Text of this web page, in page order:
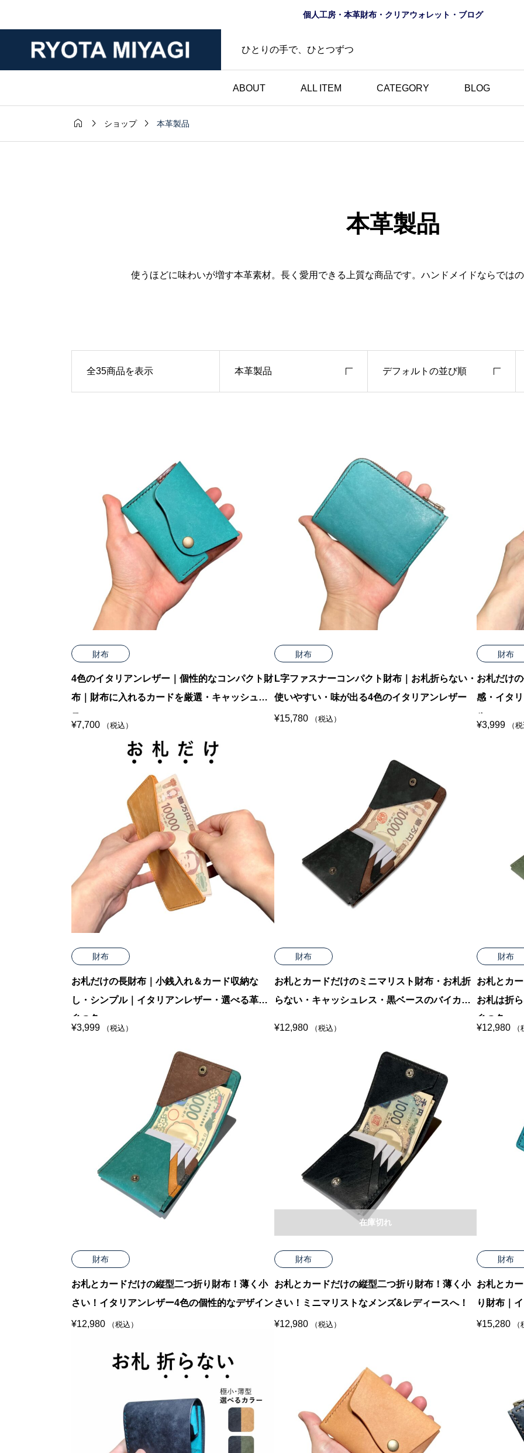
個人工房・本革財布・クリアウォレット・ブログ
ひとりの手で、ひとつずつ
ABOUT ALL ITEM CATEGORY BLOG
財布 財布
リアウォレット特集
  ショップ  本革製品
本革製品
使うほどに味わいが増す本革素材。長く愛用できる上質な商品です。ハンドメイドならでは
全35商品を表示 本革製品 デフォルトの並び順
財布
4色のイタリアンレザー｜個性的なコンパクト財
布｜財布に入れるカードを厳選・キャッシュレ
ス
¥7,700 （税込）
財布
L字ファスナーコンパクト財布｜お札折らない・
使いやすい・味が出る4色のイタリアンレザー
¥15,780 （税込）
財布
お札だけ
感・イタ
ル
¥3,999 （
財布
お札だけの長財布｜小銭入れ＆カード収納な
し・シンプル｜イタリアンレザー・選べる革と
糸の色
¥3,999 （税込）
財布
お札とカードだけのミニマリスト財布・お札折
らない・キャッシュレス・黒ベースのバイカラ
¥12,980 （税込）
財布
お札とカ
お札は折
糸の色
¥12,980
財布
お札とカードだけの縦型二つ折り財布！薄く小
さい！イタリアンレザー4色の個性的なデザイン
¥12,980 （税込）
財布
お札とカードだけの縦型二つ折り財布！薄く小
さい！ミニマリストなメンズ&レディースへ！
¥12,980 （税込）
在庫切れ
財布
お札とカ
り財布｜
¥15,280